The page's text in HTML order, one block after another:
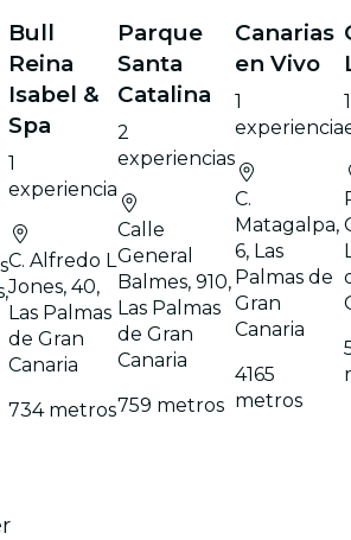
Bull
Reina
Isabel &
Spa
1
experiencia
C. Alfredo L
Jones, 40,
Las Palmas
de Gran
Canaria
734 metros
Parque
Santa
Catalina
2
experiencias
Calle
General
Balmes, 910,
Las Palmas
de Gran
Canaria
759 metros
Canarias
en Vivo
1
experiencia
C.
Matagalpa,
6, Las
Palmas de
Gran
Canaria
4165
metros